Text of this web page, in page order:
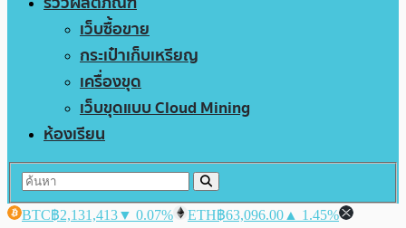
เว็บซื้อขาย
กระเป๋าเก็บเหรียญ
เครื่องขุด
เว็บขุดแบบ Cloud Mining
ห้องเรียน
BTC฿2,131,413▼ 0.07% ETH฿63,096.00 ▲ 1.45%